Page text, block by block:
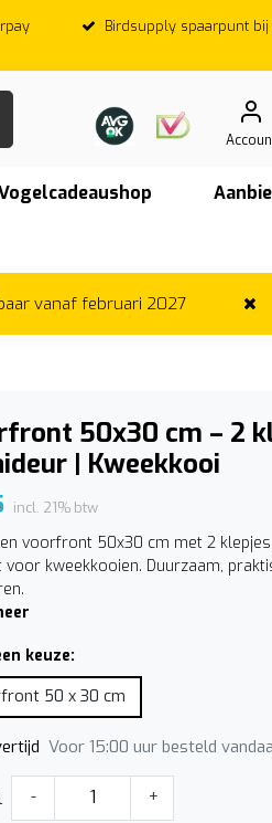
Birdsupply spaarpunt bij
vanaf februari 2027
50x30 cm – 2
| Kweekkooi
incl. 21% btw
voorfront 50x30 cm met 2
voor kweekkooien. Duurzaam,
keuze:
50 x 30 cm
Voor 15:00 uur besteld
- +